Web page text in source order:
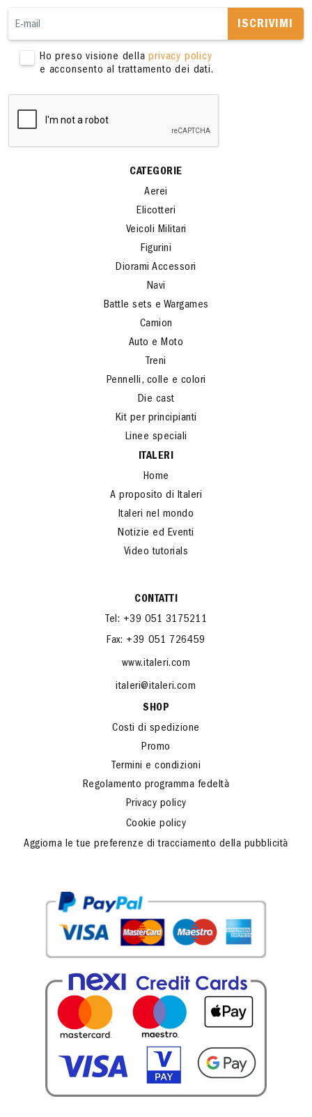
ISCRIVIMI
Ho preso visione dellaprivacy policy
e acconsento al trattamento dei dati.
CATEGORIE
Aerei
Elicotteri
Veicoli Militari
Figurini
Diorami Accessori
Navi
Battle sets e Wargames
Camion
Auto e Moto
Treni
Pennelli, colle e colori
Die cast
Kit per principianti
Linee speciali
ITALERI
Home
A proposito di Italeri
Italeri nel mondo
Notizie ed Eventi
Video tutorials
CONTATTI
Tel: +39 051 3175211
Fax: +39 051 726459
www.italeri.com
italeri@italeri.com
SHOP
Costi di spedizione
Promo
Termini e condizioni
Regolamento programma fedeltà
Privacy policy
Cookie policy
Aggiorna le tue preferenze di tracciamento della pubblicità